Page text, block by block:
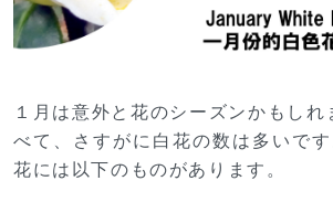
１月は意外と花のシーズンかもしれ
べて、さすがに白花の数は多いで
花には以下のものがあります。